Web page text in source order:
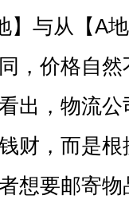
】与从【A
，价格自然
出，物流
财，而是
想要邮寄